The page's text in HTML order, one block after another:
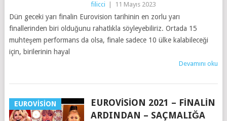
filicci 11 Mayıs 2023
Dün geceki yarı finalin Eurovision tarihinin en zorlu yarı
finallerinden biri olduğunu rahatlıkla söyleyebiliriz. Ortada 15
muhteşem performans da olsa, finale sadece 10 ülke kalabileceği
için, birilerinin hayal
Devamını oku
EUROVISION
EUROVISION 2021 – FINALIN
ARDINDAN – SAÇMALIĞA